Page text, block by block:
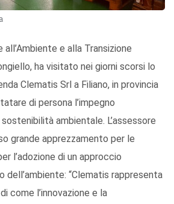
all’Ambiente e alla Transizione
ha visitato nei giorni scorsi lo
Clematis Srl a Filiano, in provincia
di persona l’impegno
ambientale. L’assessore
grande apprezzamento per le
l’adozione di un approccio
“Clematis rappresenta
come l’innovazione e la